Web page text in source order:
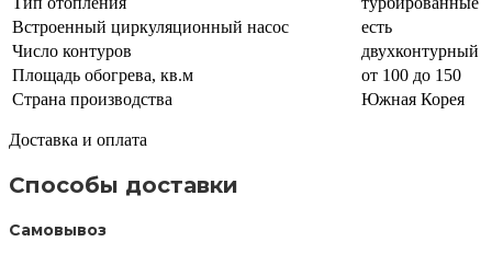
Встроенный циркуляционный насос
есть
Число контуров
двухконтурный
Площадь обогрева, кв.м
от 100 до 150
Страна производства
Южная Корея
Доставка и оплата
Способы доставки
Самовывоз